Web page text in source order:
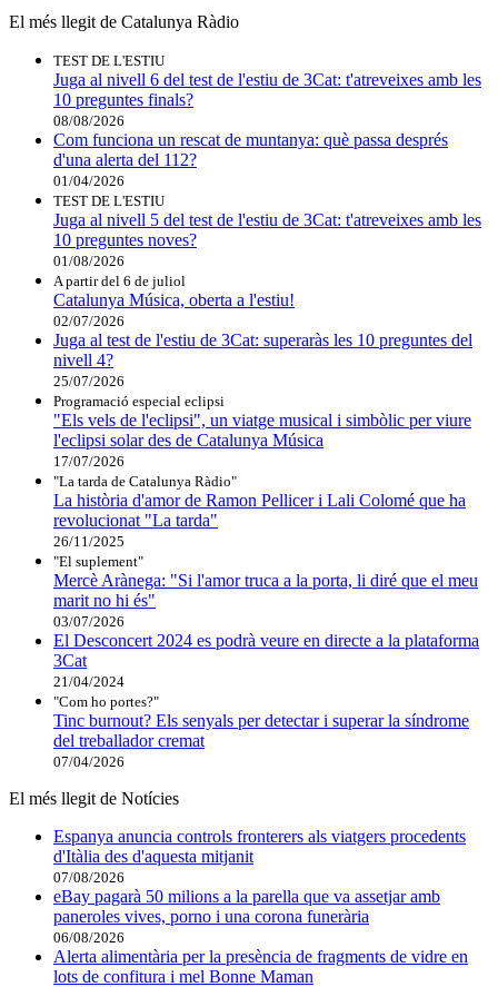
El més llegit de Catalunya Ràdio
TEST DE L'ESTIU
Juga al nivell 6 del test de l'estiu de 3Cat: t'atreveixes amb les
10 preguntes finals?
08/08/2026
Com funciona un rescat de muntanya: què passa després
d'una alerta del 112?
01/04/2026
TEST DE L'ESTIU
Juga al nivell 5 del test de l'estiu de 3Cat: t'atreveixes amb les
10 preguntes noves?
01/08/2026
A partir del 6 de juliol
Catalunya Música, oberta a l'estiu!
02/07/2026
Juga al test de l'estiu de 3Cat: superaràs les 10 preguntes del
nivell 4?
25/07/2026
Programació especial eclipsi
"Els vels de l'eclipsi", un viatge musical i simbòlic per viure
l'eclipsi solar des de Catalunya Música
17/07/2026
"La tarda de Catalunya Ràdio"
La història d'amor de Ramon Pellicer i Lali Colomé que ha
revolucionat "La tarda"
26/11/2025
"El suplement"
Mercè Arànega: "Si l'amor truca a la porta, li diré que el meu
marit no hi és"
03/07/2026
El Desconcert 2024 es podrà veure en directe a la plataforma
3Cat
21/04/2024
"Com ho portes?"
Tinc burnout? Els senyals per detectar i superar la síndrome
del treballador cremat
07/04/2026
El més llegit de Notícies
Espanya anuncia controls fronterers als viatgers procedents
d'Itàlia des d'aquesta mitjanit
07/08/2026
eBay pagarà 50 milions a la parella que va assetjar amb
paneroles vives, porno i una corona funerària
06/08/2026
Alerta alimentària per la presència de fragments de vidre en
lots de confitura i mel Bonne Maman